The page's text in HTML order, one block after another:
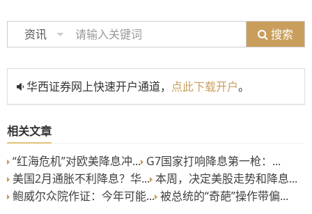
资讯 搜索
华西证券网上快速开户通道， 点此下载开户。
相关文章
“红海危机”对欧美降息冲... G7国家打响降息第一枪：...
美国2月通胀不利降息？华... 本周，决定美股走势和降息...
鲍威尔众院作证：今年可能... 被总统的“奇葩”操作带偏...